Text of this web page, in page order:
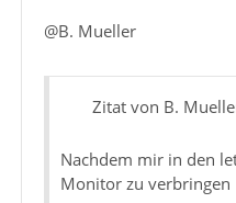
@B. Mueller
Zitat von B.
Nachdem mir in den
Monitor zu verbringen